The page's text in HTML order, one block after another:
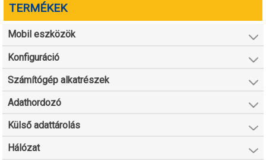
TERMÉKEK
Mobil eszközök
Konfiguráció
Számítógép alkatrészek
Adathordozó
Külső adattárolás
Hálózat